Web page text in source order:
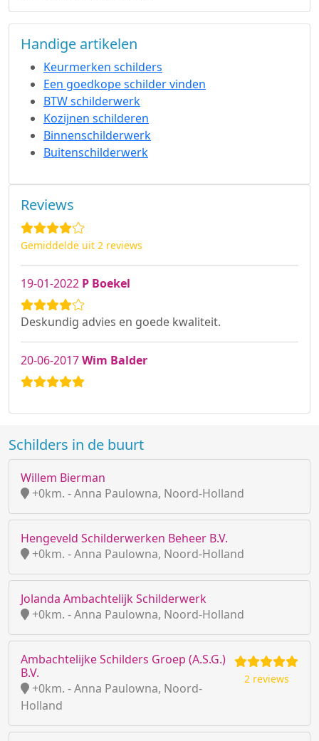
Handige artikelen
Keurmerken schilders
Een goedkope schilder vinden
BTW schilderwerk
Kozijnen schilderen
Binnenschilderwerk
Buitenschilderwerk
Reviews
Gemiddelde uit 2 reviews
19-01-2022 P Boekel
Deskundig advies en goede kwaliteit.
20-06-2017Wim Balder
Schilders in de buurt
Willem Bierman
+0km. - Anna Paulowna, Noord-Holland
Hengeveld Schilderwerken Beheer B.V.
+0km. - Anna Paulowna, Noord-Holland
Jolanda Ambachtelijk Schilderwerk
+0km. - Anna Paulowna, Noord-Holland
Ambachtelijke Schilders Groep (A.S.G.)
B.V.
+0km. - Anna Paulowna, Noord-
Holland
2 reviews